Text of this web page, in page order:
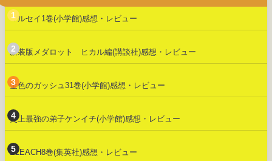
マルセイ1巻(小学館)感想・レビュー
新装版メダロット ヒカル編(講談社)感想・レビュー
金色のガッシュ31巻(小学館)感想・レビュー
史上最強の弟子ケンイチ(小学館)感想・レビュー
BLEACH8巻(集英社)感想・レビュー